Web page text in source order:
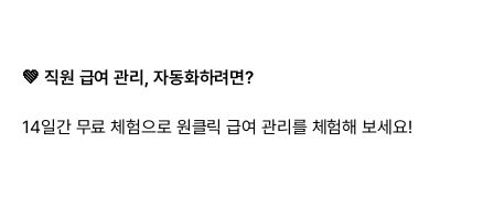
💚 직원 급여 관리, 자동화하려면?
14일간 무료 체험으로 원클릭 급여 관리를 체험해 보세요!